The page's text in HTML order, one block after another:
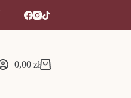
Koszyk
0,00 zł